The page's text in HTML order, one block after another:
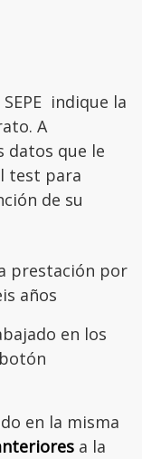
indique la
A
datos que le
test para
de su
prestación por
años
en los
en la misma
a la